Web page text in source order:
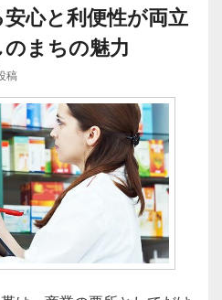
心と利便性が両立
まちの魅力
稿